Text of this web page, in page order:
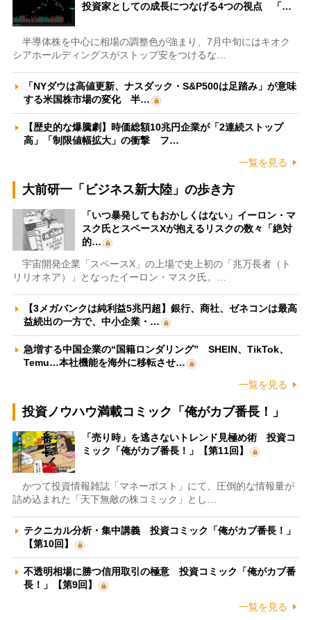
投資家としての成長につなげる4つの視点 「…
半導体株を中心に相場の調整色が強まり、7月中旬にはキオク
シアホールディングスがストップ安をつけるな…
「NYダウは高値更新、ナスダック・S&P500は足踏み」が意味
する米国株市場の変化 半…
【歴史的な爆騰劇】時価総額10兆円企業が「2連続ストップ
高」「制限値幅拡大」の衝撃 フ…
一覧を見る
大前研一「ビジネス新大陸」の歩き方
「いつ暴発してもおかしくはない」イーロン・マ
スク氏とスペースXが抱えるリスクの数々「絶対
的…
宇宙開発企業「スペースX」の上場で史上初の「兆万長者（ト
リリオネア）」となったイーロン・マスク氏。…
【3メガバンクは純利益5兆円超】銀行、商社、ゼネコンは最高
益続出の一方で、中小企業・…
急増する中国企業の“国籍ロンダリング” SHEIN、TikTok、
Temu…本社機能を海外に移転させ…
一覧を見る
投資ノウハウ満載コミック「俺がカブ番長！」
「売り時」を逃さないトレンド見極め術 投資コ
ミック「俺がカブ番長！」【第11回】
かつて投資情報雑誌「マネーポスト」にて、圧倒的な情報量が
詰め込まれた「天下無敵の株コミック」とし…
テクニカル分析・集中講義 投資コミック「俺がカブ番長！」
【第10回】
不透明相場に勝つ信用取引の極意 投資コミック「俺がカブ番
長！」【第9回】
一覧を見る